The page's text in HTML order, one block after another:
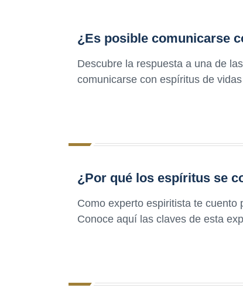
¿Es posible comunicarse
Descubre la respuesta a una de
comunicarse con espíritus de
¿Por qué los espíritus se
Como experto espiritista te
Conoce aquí las claves de esta